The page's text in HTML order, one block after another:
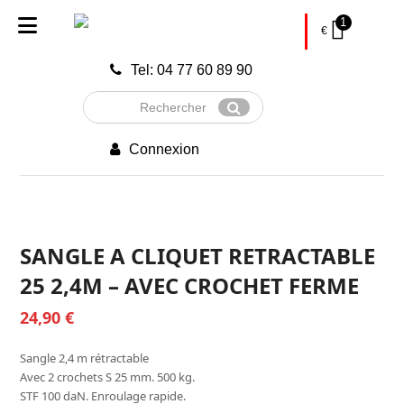
Tel: 04 77 60 89 90
Rechercher
Envoyer
Connexion
€
1
SANGLE A CLIQUET RETRACTABLE
25 2,4M – AVEC CROCHET FERME
24,90€
Sangle 2,4 m rétractable
Avec 2 crochets S 25 mm. 500 kg.
STF 100 daN. Enroulage rapide.